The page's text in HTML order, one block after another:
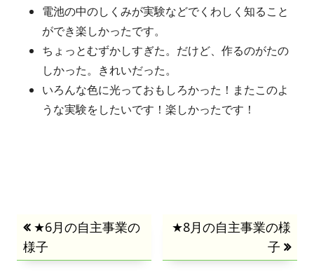
電池の中のしくみが実験などでくわしく知ること
ができ楽しかったです。
ちょっとむずかしすぎた。だけど、作るのがたの
しかった。きれいだった。
いろんな色に光っておもしろかった！またこのよ
うな実験をしたいです！楽しかったです！
投
稿
前
の
記
★6月の自主事業の
様子
次
記
★8月の自主事業の様
子